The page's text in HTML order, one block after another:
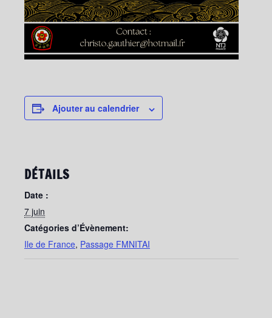
Ajouter au calendrier
DÉTAILS
Date :
7 juin
Catégories d’Évènement:
Ile de France, Passage FMNITAI